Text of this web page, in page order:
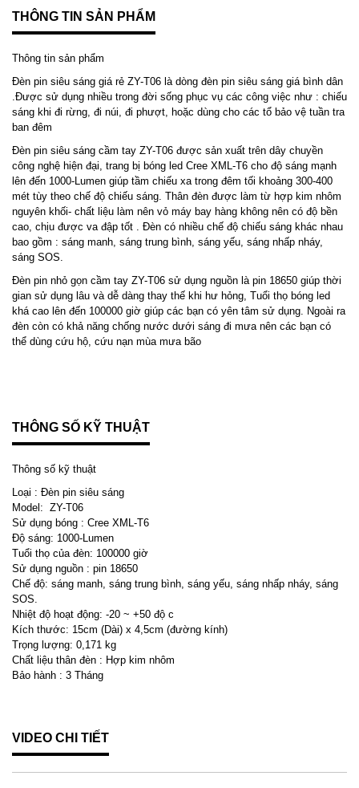
THÔNG TIN SẢN PHẨM
Thông tin sản phẩm
Đèn pin siêu sáng giá rẻ ZY-T06 là dòng đèn pin siêu sáng giá bình dân
.Được sử dụng nhiều trong đời sống phục vụ các công việc như : chiếu
sáng khi đi rừng, đi núi, đi phượt, hoặc dùng cho các tổ bảo vệ tuần tra
ban đêm
Đèn pin siêu sáng cầm tay ZY-T06 được sản xuất trên dây chuyền
công nghệ hiện đại, trang bị bóng led Cree XML-T6 cho độ sáng mạnh
lên đến 1000-Lumen giúp tầm chiếu xa trong đêm tối khoảng 300-400
mét tùy theo chế độ chiếu sáng. Thân đèn được làm từ hợp kim nhôm
nguyên khối- chất liệu làm nên vỏ máy bay hàng không nên có độ bền
cao, chịu được va đập tốt . Đèn có nhiều chế độ chiếu sáng khác nhau
bao gồm : sáng manh, sáng trung bình, sáng yếu, sáng nhấp nháy,
sáng SOS.
Đèn pin nhỏ gọn cầm tay ZY-T06 sử dụng nguồn là pin 18650 giúp thời
gian sử dụng lâu và dễ dàng thay thế khi hư hỏng, Tuổi thọ bóng led
khá cao lên đến 100000 giờ giúp các bạn có yên tâm sử dụng. Ngoài ra
đèn còn có khả năng chống nước dưới sáng đi mưa nên các bạn có
thể dùng cứu hộ, cứu nạn mùa mưa bão
THÔNG SỐ KỸ THUẬT
Thông số kỹ thuật
Loại : Đèn pin siêu sáng
Model: ZY-T06
Sử dụng bóng : Cree XML-T6
Độ sáng: 1000-Lumen
Tuổi thọ của đèn: 100000 giờ
Sử dụng nguồn : pin 18650
Chế độ: sáng manh, sáng trung bình, sáng yếu, sáng nhấp nháy, sáng
SOS.
Nhiệt độ hoạt động: -20 ~ +50 độ c
Kích thước: 15cm (Dài) x 4,5cm (đường kính)
Trọng lượng: 0,171 kg
Chất liệu thân đèn : Hợp kim nhôm
Bảo hành : 3 Tháng
VIDEO CHI TIẾT